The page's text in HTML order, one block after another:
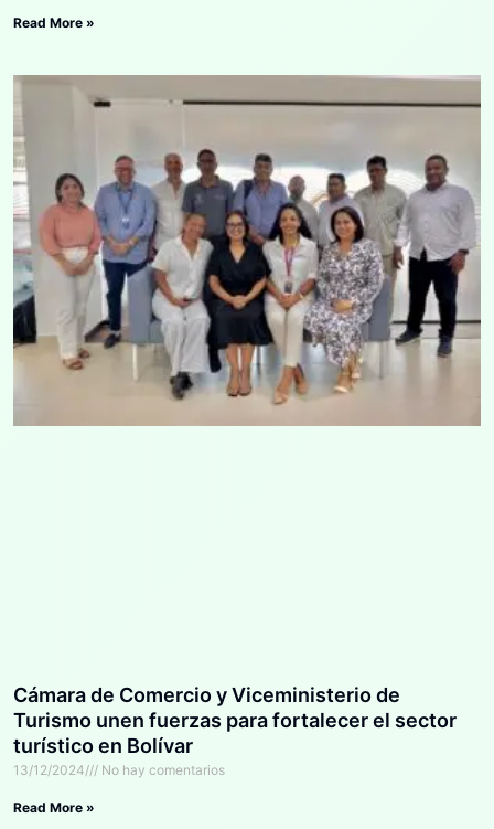
Read More »
Cámara de Comercio y Viceministerio de
Turismo unen fuerzas para fortalecer el sector
turístico en Bolívar
13/12/2024 No hay comentarios
Read More »